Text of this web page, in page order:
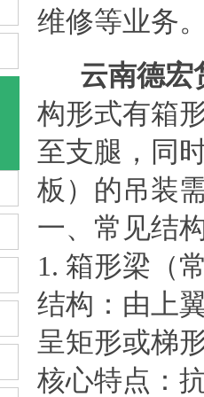
维修等业务
云南德宏
构形式有箱
至支腿，同
板）的吊装
一、常见结
1. 箱形梁（
结构：由上
呈矩形或梯
核心特点：